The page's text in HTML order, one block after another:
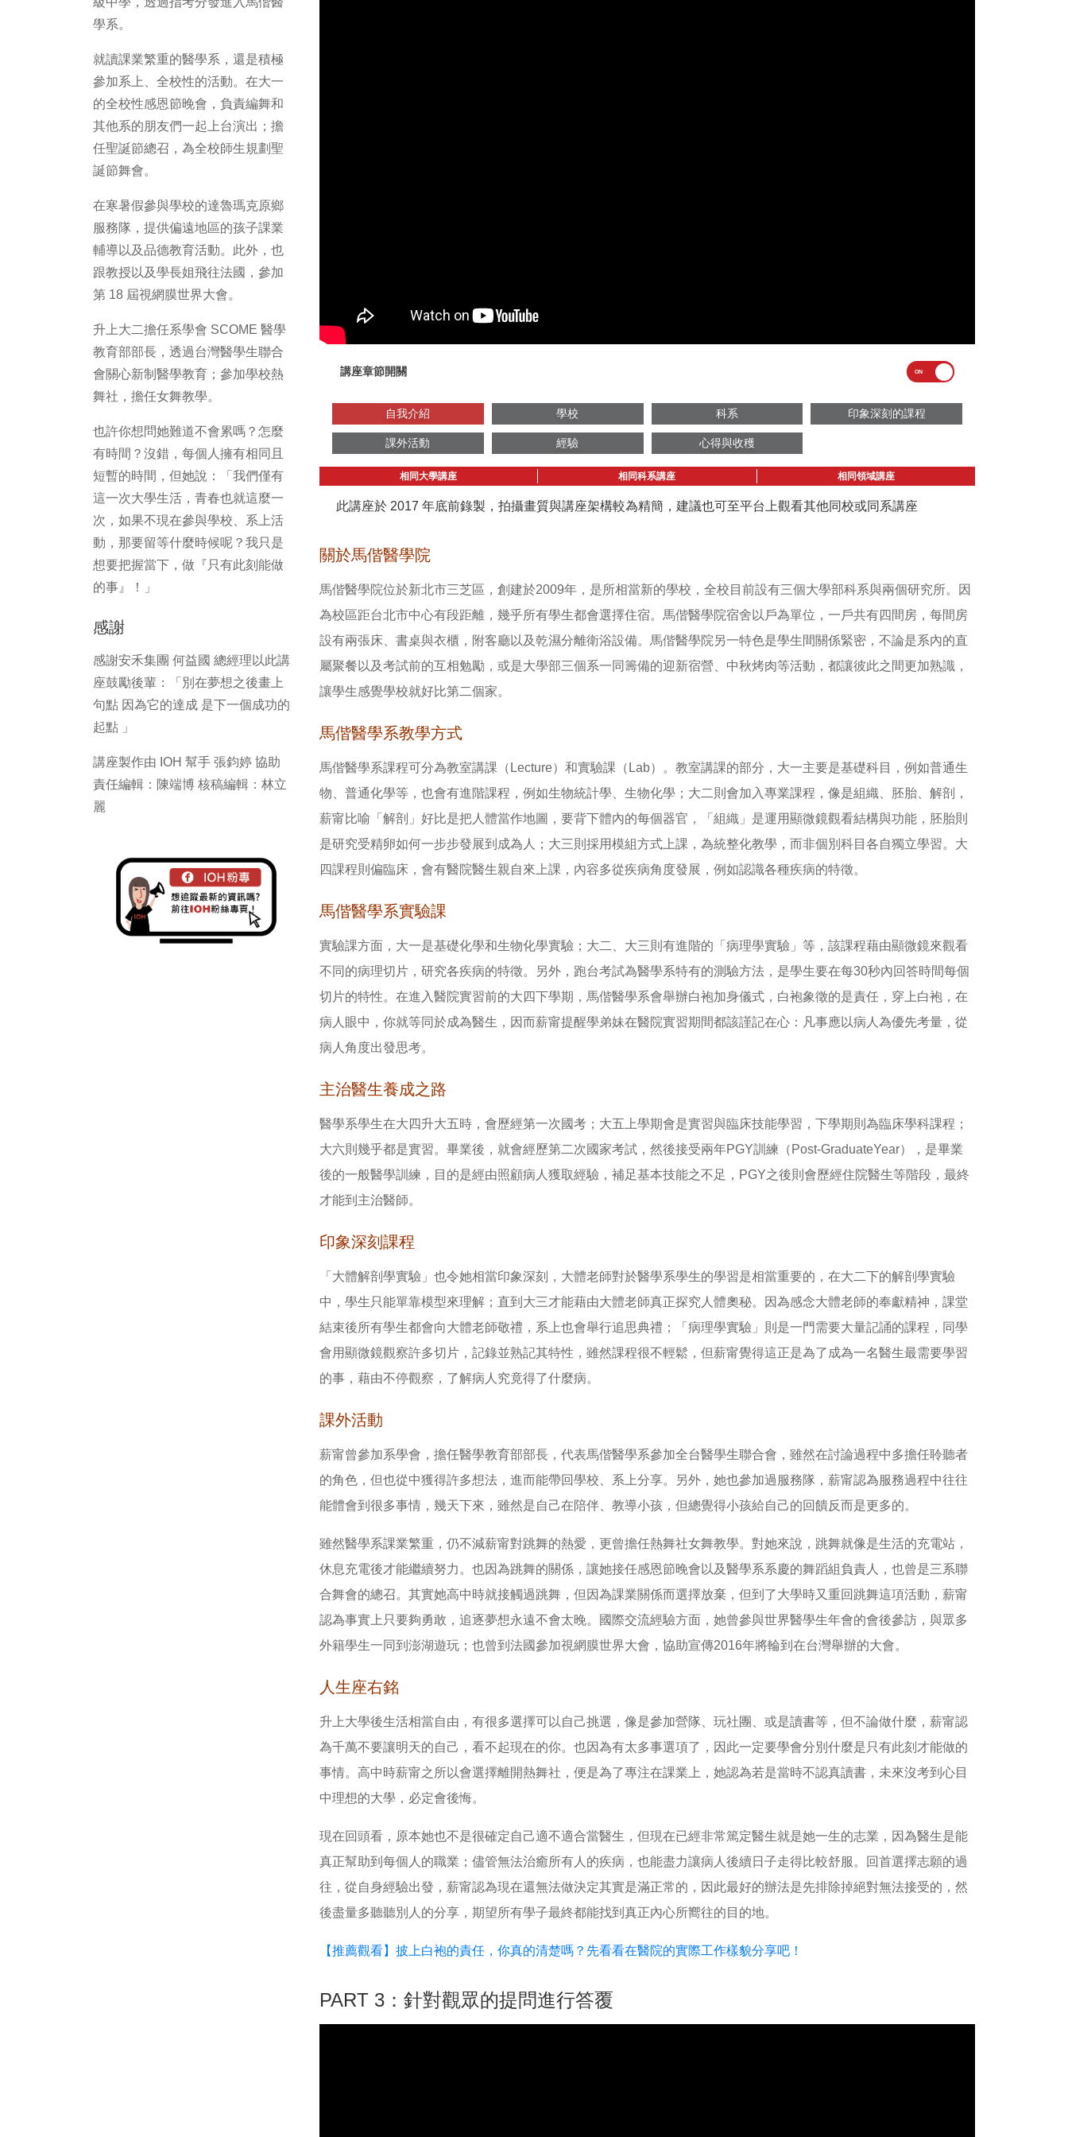
學系。
就讀課業繁重的醫學系，還是積極
參加系上、全校性的活動。在大一
的全校性感恩節晚會，負責編舞和
其他系的朋友們一起上台演出；擔
任聖誕節總召，為全校師生規劃聖
誕節舞會。
在寒暑假參與學校的達魯瑪克原鄉
服務隊，提供偏遠地區的孩子課業
輔導以及品德教育活動。此外，也
跟教授以及學長姐飛往法國，參加
第 18 屆視網膜世界大會。
升上大二擔任系學會 SCOME 醫學
教育部部長，透過台灣醫學生聯合
會關心新制醫學教育；參加學校熱
舞社，擔任女舞教學。
也許你想問她難道不會累嗎？怎麼
有時間？沒錯，每個人擁有相同且
短暫的時間，但她說：「我們僅有
這一次大學生活，青春也就這麼一
次，如果不現在參與學校、系上活
動，那要留等什麼時候呢？我只是
想要把握當下，做『只有此刻能做
的事』！」
感謝
感謝安禾集團 何益國 總經理以此講
座鼓勵後輩：「別在夢想之後畫上
句點 因為它的達成 是下一個成功的
起點 」
講座製作由 IOH 幫手 張鈞婷 協助
責任編輯：陳端博 核稿編輯：林立
麗
講座章節開關
自我介紹 學校 科系 印象深刻的課程
課外活動 經驗 心得與收穫
相同大學講座 相同科系講座 相同領域講座
此講座於 2017 年底前錄製，拍攝畫質與講座架構較為精簡，建議也可至平台上觀看其他同校或同系講座
關於馬偕醫學院
馬偕醫學院位於新北市三芝區，創建於2009年，是所相當新的學校，全校目前設有三個大學部科系與兩個研究所。因
為校區距台北市中心有段距離，幾乎所有學生都會選擇住宿。馬偕醫學院宿舍以戶為單位，一戶共有四間房，每間房
設有兩張床、書桌與衣櫃，附客廳以及乾濕分離衛浴設備。馬偕醫學院另一特色是學生間關係緊密，不論是系內的直
屬聚餐以及考試前的互相勉勵，或是大學部三個系一同籌備的迎新宿營、中秋烤肉等活動，都讓彼此之間更加熟識，
讓學生感覺學校就好比第二個家。
馬偕醫學系教學方式
馬偕醫學系課程可分為教室講課（Lecture）和實驗課（Lab）。教室講課的部分，大一主要是基礎科目，例如普通生
物、普通化學等，也會有進階課程，例如生物統計學、生物化學；大二則會加入專業課程，像是組織、胚胎、解剖，
薪甯比喻「解剖」好比是把人體當作地圖，要背下體內的每個器官，「組織」是運用顯微鏡觀看結構與功能，胚胎則
是研究受精卵如何一步步發展到成為人；大三則採用模組方式上課，為統整化教學，而非個別科目各自獨立學習。大
四課程則偏臨床，會有醫院醫生親自來上課，內容多從疾病角度發展，例如認識各種疾病的特徵。
馬偕醫學系實驗課
實驗課方面，大一是基礎化學和生物化學實驗；大二、大三則有進階的「病理學實驗」等，該課程藉由顯微鏡來觀看
不同的病理切片，研究各疾病的特徵。另外，跑台考試為醫學系特有的測驗方法，是學生要在每30秒內回答時間每個
切片的特性。在進入醫院實習前的大四下學期，馬偕醫學系會舉辦白袍加身儀式，白袍象徵的是責任，穿上白袍，在
病人眼中，你就等同於成為醫生，因而薪甯提醒學弟妹在醫院實習期間都該謹記在心：凡事應以病人為優先考量，從
病人角度出發思考。
主治醫生養成之路
醫學系學生在大四升大五時，會歷經第一次國考；大五上學期會是實習與臨床技能學習，下學期則為臨床學科課程；
大六則幾乎都是實習。畢業後，就會經歷第二次國家考試，然後接受兩年PGY訓練（Post-GraduateYear），是畢業
後的一般醫學訓練，目的是經由照顧病人獲取經驗，補足基本技能之不足，PGY之後則會歷經住院醫生等階段，最終
才能到主治醫師。
印象深刻課程
「大體解剖學實驗」也令她相當印象深刻，大體老師對於醫學系學生的學習是相當重要的，在大二下的解剖學實驗
中，學生只能單靠模型來理解；直到大三才能藉由大體老師真正探究人體奧秘。因為感念大體老師的奉獻精神，課堂
結束後所有學生都會向大體老師敬禮，系上也會舉行追思典禮；「病理學實驗」則是一門需要大量記誦的課程，同學
會用顯微鏡觀察許多切片，記錄並熟記其特性，雖然課程很不輕鬆，但薪甯覺得這正是為了成為一名醫生最需要學習
的事，藉由不停觀察，了解病人究竟得了什麼病。
課外活動
薪甯曾參加系學會，擔任醫學教育部部長，代表馬偕醫學系參加全台醫學生聯合會，雖然在討論過程中多擔任聆聽者
的角色，但也從中獲得許多想法，進而能帶回學校、系上分享。另外，她也參加過服務隊，薪甯認為服務過程中往往
能體會到很多事情，幾天下來，雖然是自己在陪伴、教導小孩，但總覺得小孩給自己的回饋反而是更多的。
雖然醫學系課業繁重，仍不減薪甯對跳舞的熱愛，更曾擔任熱舞社女舞教學。對她來說，跳舞就像是生活的充電站，
休息充電後才能繼續努力。也因為跳舞的關係，讓她接任感恩節晚會以及醫學系系慶的舞蹈組負責人，也曾是三系聯
合舞會的總召。其實她高中時就接觸過跳舞，但因為課業關係而選擇放棄，但到了大學時又重回跳舞這項活動，薪甯
認為事實上只要夠勇敢，追逐夢想永遠不會太晚。國際交流經驗方面，她曾參與世界醫學生年會的會後參訪，與眾多
外籍學生一同到澎湖遊玩；也曾到法國參加視網膜世界大會，協助宣傳2016年將輪到在台灣舉辦的大會。
人生座右銘
升上大學後生活相當自由，有很多選擇可以自己挑選，像是參加營隊、玩社團、或是讀書等，但不論做什麼，薪甯認
為千萬不要讓明天的自己，看不起現在的你。也因為有太多事選項了，因此一定要學會分別什麼是只有此刻才能做的
事情。高中時薪甯之所以會選擇離開熱舞社，便是為了專注在課業上，她認為若是當時不認真讀書，未來沒考到心目
中理想的大學，必定會後悔。
現在回頭看，原本她也不是很確定自己適不適合當醫生，但現在已經非常篤定醫生就是她一生的志業，因為醫生是能
真正幫助到每個人的職業；儘管無法治癒所有人的疾病，也能盡力讓病人後續日子走得比較舒服。回首選擇志願的過
往，從自身經驗出發，薪甯認為現在還無法做決定其實是滿正常的，因此最好的辦法是先排除掉絕對無法接受的，然
後盡量多聽聽別人的分享，期望所有學子最終都能找到真正內心所嚮往的目的地。
【推薦觀看】披上白袍的責任，你真的清楚嗎？先看看在醫院的實際工作樣貌分享吧！
PART 3：針對觀眾的提問進行答覆